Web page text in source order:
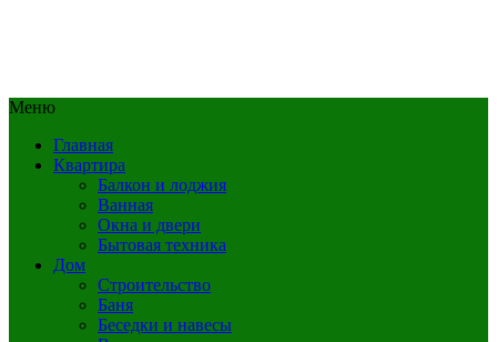
Меню
Главная
Квартира
Балкон и лоджия
Ванная
Окна и двери
Бытовая техника
Дом
Строительство
Баня
Беседки и навесы